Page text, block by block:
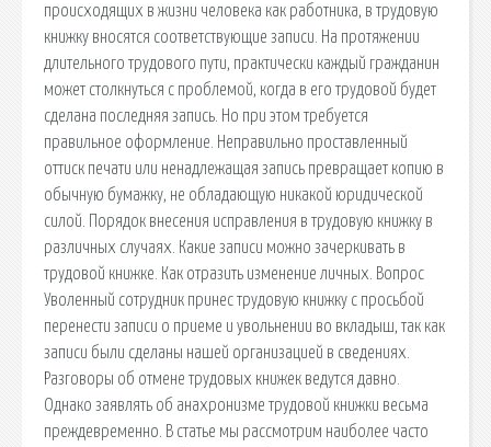
происходящих в жизни человека как работника, в трудовую
книжку вносятся соответствующие записи. На протяжении
длительного трудового пути, практически каждый гражданин
может столкнуться с проблемой, когда в его трудовой будет
сделана последняя запись. Но при этом требуется
правильное оформление. Неправильно проставленный
оттиск печати или ненадлежащая запись превращает копию в
обычную бумажку, не обладающую никакой юридической
силой. Порядок внесения исправления в трудовую книжку в
различных случаях. Какие записи можно зачеркивать в
трудовой книжке. Как отразить изменение личных. Вопрос
Уволенный сотрудник принес трудовую книжку с просьбой
перенести записи о приеме и увольнении во вкладыш, так как
записи были сделаны нашей организацией в сведениях.
Разговоры об отмене трудовых книжек ведутся давно.
Однако заявлять об анахронизме трудовой книжки весьма
преждевременно. В статье мы рассмотрим наиболее часто